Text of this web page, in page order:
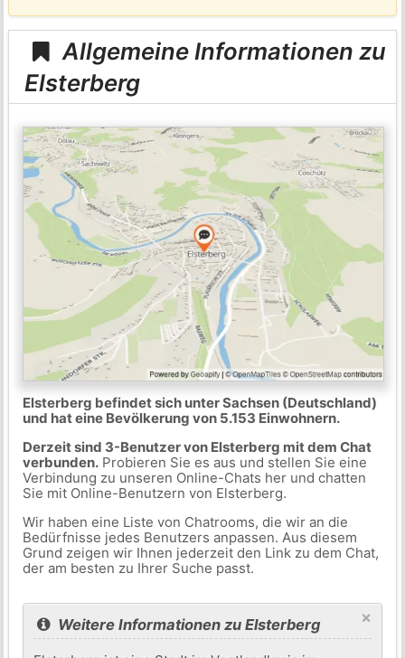
Allgemeine Informationen zu
Elsterberg
Elsterberg befindet sich unter Sachsen (Deutschland)
und hat eine Bevölkerung von 5.153 Einwohnern.
Derzeit sind 3-Benutzer von Elsterberg mit dem Chat
verbunden.Probieren Sie es aus und stellen Sie eine
Verbindung zu unseren Online-Chats her und chatten
Sie mit Online-Benutzern von Elsterberg.
Wir haben eine Liste von Chatrooms, die wir an die
Bedürfnisse jedes Benutzers anpassen. Aus diesem
Grund zeigen wir Ihnen jederzeit den Link zu dem Chat,
der am besten zu Ihrer Suche passt.
×
Weitere Informationen zu Elsterberg